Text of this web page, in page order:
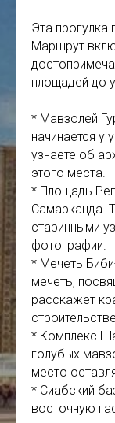
Эта
Маршрут
площадей до
* Мавзолей
начинается у
узнаете об
этого места.
* Площадь
Самарканда.
старинными
фотографии.
* Мечеть
мечеть,
расскажет
* Комплекс
голубых
место
* Сиабский
восточную